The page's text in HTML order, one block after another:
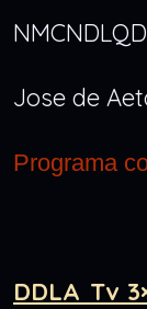
NMCNDLQD
Jose de
Programa
DDLA Tv